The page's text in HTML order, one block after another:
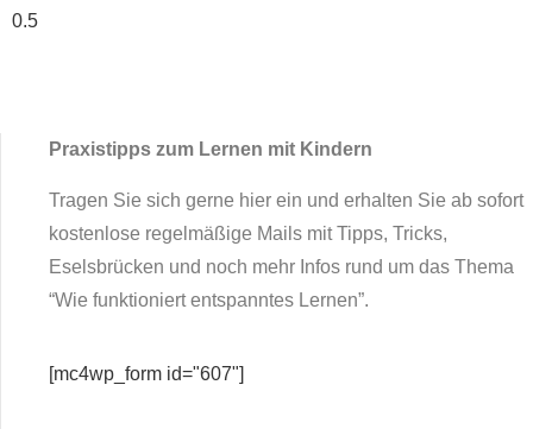
Praxistipps zum Lernen mit Kindern
Tragen Sie sich gerne hier ein und erhalten Sie ab sofort
kostenlose regelmäßige Mails mit Tipps, Tricks,
Eselsbrücken und noch mehr Infos rund um das Thema
“Wie funktioniert entspanntes Lernen”.
[mc4wp_form id="607"]